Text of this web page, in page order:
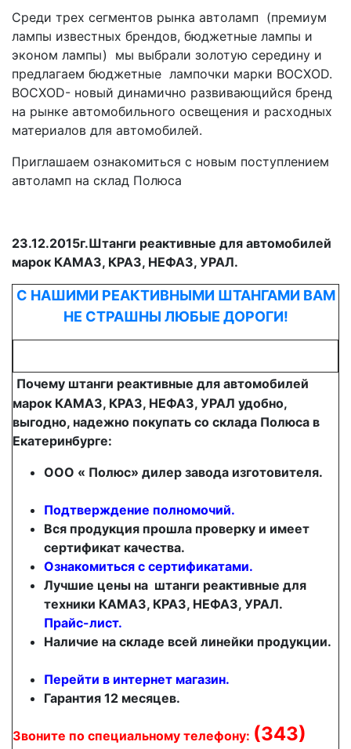
Среди трех сегментов рынка автоламп (премиум
лампы известных брендов, бюджетные лампы и
эконом лампы) мы выбрали золотую середину и
предлагаем бюджетные лампочки марки BOCXOD.
BOCXOD- новый динамично развивающийся бренд
на рынке автомобильного освещения и расходных
материалов для автомобилей.
Приглашаем ознакомиться с новым поступлением
автоламп на склад Полюса
23.12.2015г.Штанги реактивные для автомобилей
марок КАМАЗ, КРАЗ, НЕФАЗ, УРАЛ.
С НАШИМИ РЕАКТИВНЫМИ ШТАНГАМИ ВАМ
НЕ СТРАШНЫ ЛЮБЫЕ ДОРОГИ!
Почему штанги реактивные для автомобилей
марок КАМАЗ, КРАЗ, НЕФАЗ, УРАЛ удобно,
выгодно, надежно покупать со склада Полюса в
Екатеринбурге:
ООО « Полюс» дилер завода изготовителя.
Подтверждение полномочий.
Вся продукция прошла проверку и имеет
сертификат качества.
Ознакомиться с сертификатами.
Лучшие цены на штанги реактивные для
техники КАМАЗ, КРАЗ, НЕФАЗ, УРАЛ.
Прайс-лист.
Наличие на складе всей линейки продукции.
Перейти в интернет магазин.
Гарантия 12 месяцев.
Звоните по специальному телефону: (343)